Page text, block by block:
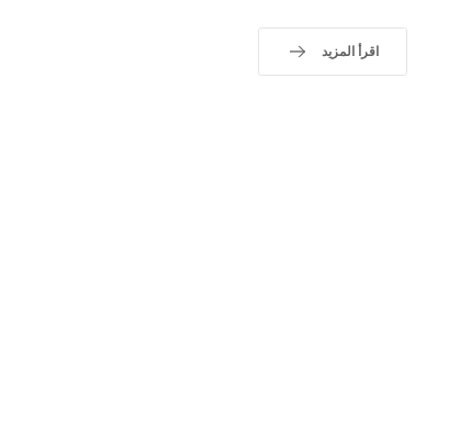
اقرأ المزيد